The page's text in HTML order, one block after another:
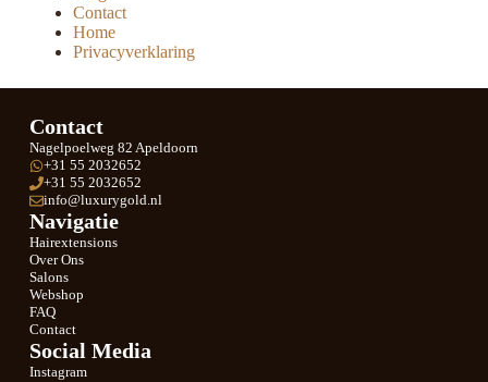
Contact
Home
Privacyverklaring
Contact
Nagelpoelweg 82 Apeldoorn
+31 55 2032652
+31 55 2032652
info@luxurygold.nl
Navigatie
Hairextensions
Over Ons
Salons
Webshop
FAQ
Contact
Social Media
Instagram